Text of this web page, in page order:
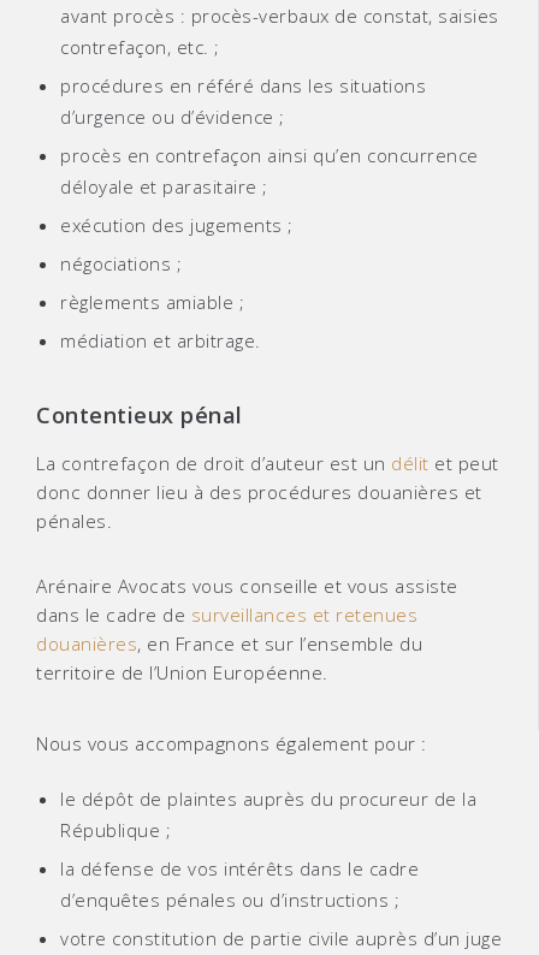
avant procès : procès-verbaux de constat, saisies
contrefaçon, etc. ;
procédures en référé dans les situations
d’urgence ou d’évidence ;
procès en contrefaçon ainsi qu’en concurrence
déloyale et parasitaire ;
exécution des jugements ;
négociations ;
règlements amiable ;
médiation et arbitrage.
Contentieux pénal
La contrefaçon de droit d’auteur est un délit et peut
donc donner lieu à des procédures douanières et
pénales.
Arénaire Avocats vous conseille et vous assiste
dans le cadre de surveillances et retenues
douanières, en France et sur l’ensemble du
territoire de l’Union Européenne.
Nous vous accompagnons également pour :
le dépôt de plaintes auprès du procureur de la
République ;
la défense de vos intérêts dans le cadre
d’enquêtes pénales ou d’instructions ;
votre constitution de partie civile auprès d’un juge